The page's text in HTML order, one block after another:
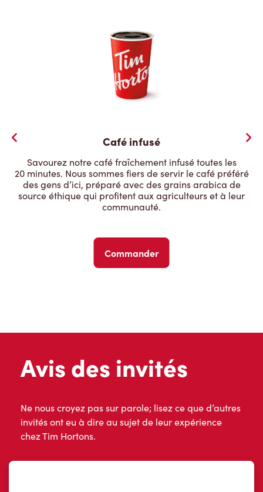
Café infusé
Savourez notre café fraîchement infusé toutes les
20 minutes. Nous sommes fiers de servir le café préféré
des gens d’ici, préparé avec des grains arabica de
source éthique qui profitent aux agriculteurs et à leur
communauté.
Commander
Avis des invités
Ne nous croyez pas sur parole; lisez ce que d’autres
invités ont eu à dire au sujet de leur expérience
chez Tim Hortons.